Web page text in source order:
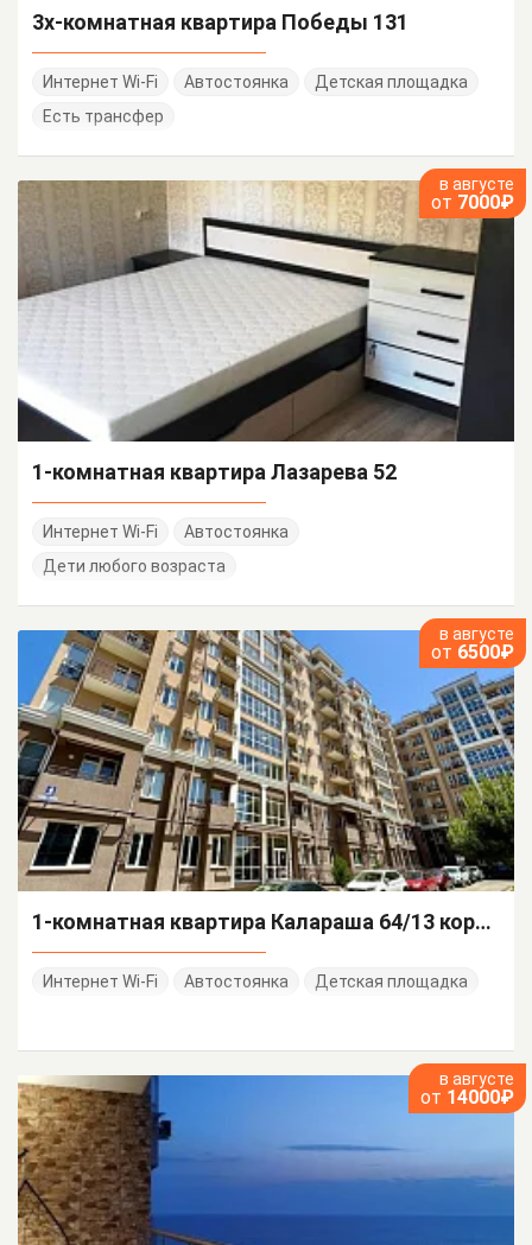
3х-комнатная квартира Победы 131
Интернет Wi-Fi Автостоянка
Детская площадка
Есть трансфер
в августе
от 7000₽
1-комнатная квартира Лазарева 52
Интернет Wi-Fi
Автостоянка
Дети любого возраста
в августе
от 6500₽
1-комнатная квартира Калараша 64/13 корп 4
Интернет Wi-Fi Автостоянка Детская площадка
в августе
от 14000₽